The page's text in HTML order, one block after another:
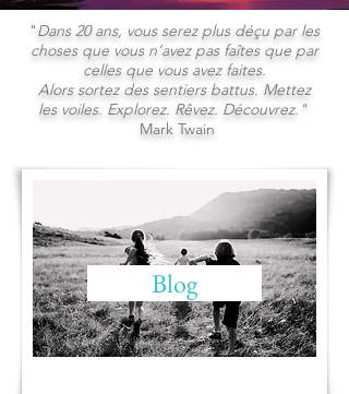
"Dans 20 ans, vous serez plus déçu par les
choses que vous n’avez pas faîtes que par
celles que vous avez faites.
Alors sortez des sentiers battus. Mettez
les voiles. Explorez. Rêvez. Découvrez."
Mark Twain
Blog